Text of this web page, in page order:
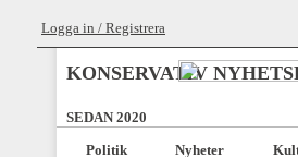
Logga in / Registrera
KONSERVATIV
SEDAN 2020
Politik
Nyheter